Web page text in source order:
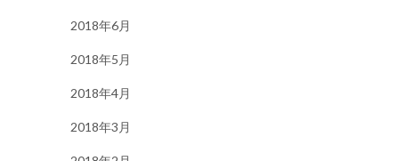
2018年6月
2018年5月
2018年4月
2018年3月